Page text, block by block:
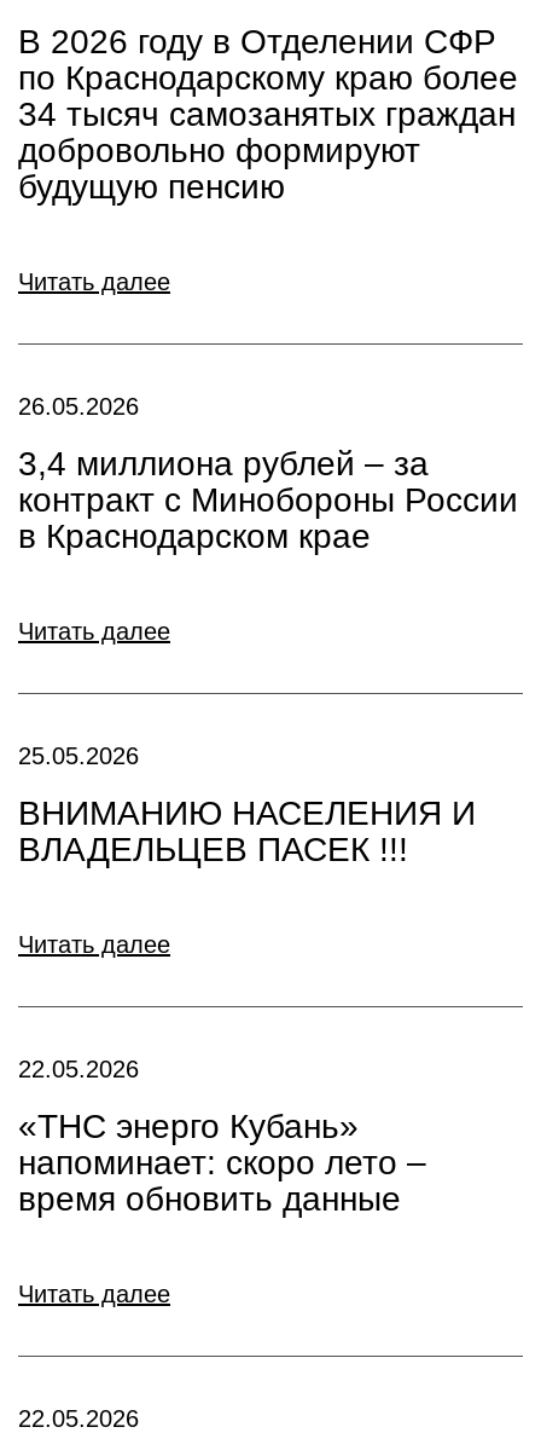
В 2026 году в Отделении СФР
по Краснодарскому краю более
34 тысяч самозанятых граждан
добровольно формируют
будущую пенсию
Читать далее
26.05.2026
3,4 миллиона рублей – за
контракт с Минобороны России
в Краснодарском крае
Читать далее
25.05.2026
ВНИМАНИЮ НАСЕЛЕНИЯ И
ВЛАДЕЛЬЦЕВ ПАСЕК !!!
Читать далее
22.05.2026
«ТНС энерго Кубань»
напоминает: скоро лето –
время обновить данные
Читать далее
22.05.2026